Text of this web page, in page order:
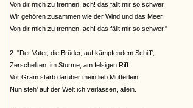
Von dir mich zu trennen, ach! das fällt mir so schwer.
Wir gehören zusammen wie der Wind und das Meer.
Von dir mich zu trennen, ach! das fällt mir so schwer."
2. "Der Vater, die Brüder, auf kämpfendem Schiff',
Zerschellten, im Sturme, am felsigen Riff.
Vor Gram starb darüber mein lieb Mütterlein.
Nun steh' auf der Welt ich verlassen, allein.